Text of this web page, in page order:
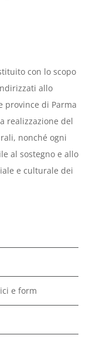
con lo scopo
allo
province di Parma
realizzazione del
nonché ogni
al sostegno e allo
e culturale dei
e form